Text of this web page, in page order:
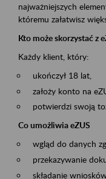
najważniejszych
któremu załatwisz
Kto może skorzystać z
Każdy klient, który:
ukończył 18 lat,
założy konto na
potwierdzi swoją
Co umożliwia eZUS
wgląd do danych
przekazywanie
składanie